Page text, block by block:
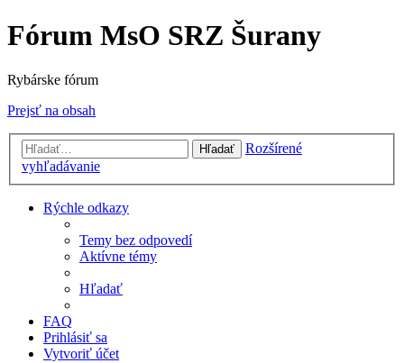
Fórum MsO SRZ Šurany
Rybárske fórum
Prejsť na obsah
Hľadať
Rozšírené
vyhľadávanie
Rýchle odkazy
Temy bez odpovedí
Aktívne témy
Hľadať
FAQ
Prihlásiť sa
Vytvoriť účet